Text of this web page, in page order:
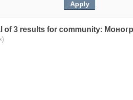
3 results for community: